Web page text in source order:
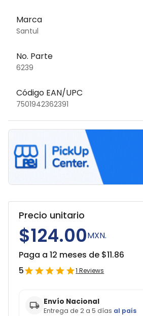
Marca
Santul
No. Parte
6239
Código EAN/UPC
7501942362391
Precio unitario
$124.00MXN.
Paga a 12 meses de $11.86
5
1 Reviews
Envío Nacional
Entrega de 2 a 5 días al país